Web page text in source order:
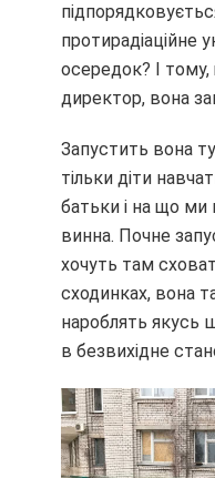
протирадіаційне
осередок? І
директор, вона
Запустить вона
тільки діти
батьки і на що ми
винна. Почне
хочуть там
сходинках, вона
нароблять якусь
в безвихідне